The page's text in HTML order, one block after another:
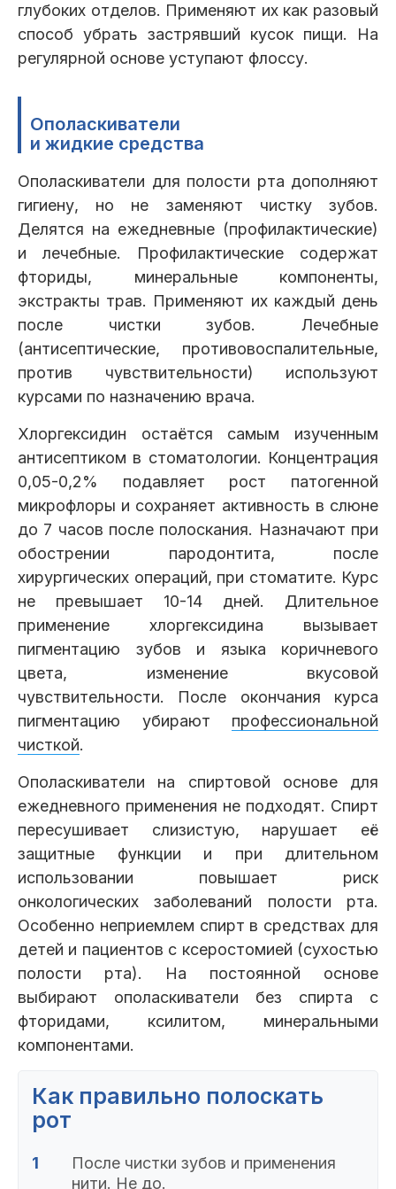
глубоких отделов. Применяют их как разовый
способ убрать застрявший кусок пищи. На
регулярной основе уступают флоссу.
Ополаскиватели
и жидкие средства
Ополаскиватели для полости рта дополняют
гигиену, но не заменяют чистку зубов.
Делятся на ежедневные (профилактические)
и лечебные. Профилактические содержат
фториды, минеральные компоненты,
экстракты трав. Применяют их каждый день
после чистки зубов. Лечебные
(антисептические, противовоспалительные,
против чувствительности) используют
курсами по назначению врача.
Хлоргексидин остаётся самым изученным
антисептиком в стоматологии. Концентрация
0,05-0,2% подавляет рост патогенной
микрофлоры и сохраняет активность в слюне
до 7 часов после полоскания. Назначают при
обострении пародонтита, после
хирургических операций, при стоматите. Курс
не превышает 10-14 дней. Длительное
применение хлоргексидина вызывает
пигментацию зубов и языка коричневого
цвета, изменение вкусовой
чувствительности. После окончания курса
пигментацию убирают профессиональной
чисткой.
Ополаскиватели на спиртовой основе для
ежедневного применения не подходят. Спирт
пересушивает слизистую, нарушает её
защитные функции и при длительном
использовании повышает риск
онкологических заболеваний полости рта.
Особенно неприемлем спирт в средствах для
детей и пациентов с ксеростомией (сухостью
полости рта). На постоянной основе
выбирают ополаскиватели без спирта с
фторидами, ксилитом, минеральными
компонентами.
Как правильно полоскать
рот
1
После чистки зубов и применения
нити. Не до.